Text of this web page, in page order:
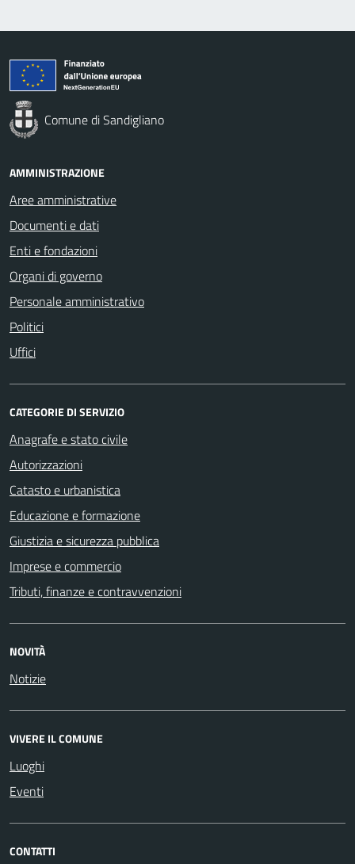
Comune di Sandigliano
AMMINISTRAZIONE
Aree amministrative
Documenti e dati
Enti e fondazioni
Organi di governo
Personale amministrativo
Politici
Uffici
CATEGORIE DI SERVIZIO
Anagrafe e stato civile
Autorizzazioni
Catasto e urbanistica
Educazione e formazione
Giustizia e sicurezza pubblica
Imprese e commercio
Tributi, finanze e contravvenzioni
NOVITÀ
Notizie
VIVERE IL COMUNE
Luoghi
Eventi
CONTATTI